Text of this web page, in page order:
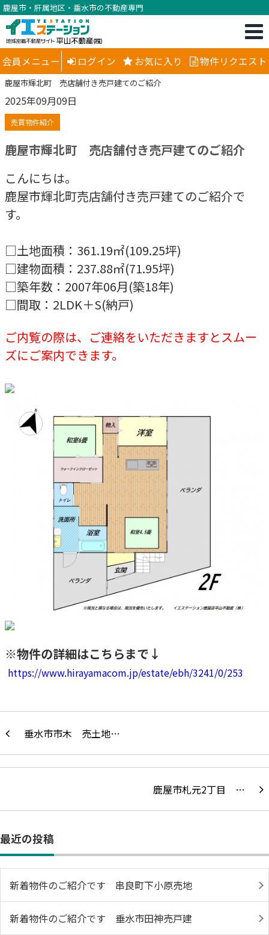
鹿屋市・肝属地区・垂水市の不動産専門
会員メニュー ログイン お気に入り 物件リクエスト
鹿屋市輝北町 売店舗付き売戸建てのご紹介
2025年09月09日
売買物件紹介
鹿屋市輝北町 売店舗付き売戸建てのご紹介
こんにちは。
鹿屋市輝北町売店舗付き売戸建てのご紹介で
す。
□土地面積：361.19㎡(109.25坪)
□建物面積：237.88㎡(71.95坪)
□築年数：2007年06月(築18年)
□間取：2LDK＋S(納戸)
ご内覧の際は、ご連絡をいただきますとスムー
ズにご案内できます。
※物件の詳細はこちらまで↓
https://www.hirayamacom.jp/estate/ebh/3241/0/253
垂水市市木 売土地…
鹿屋市札元2丁目 …
最近の投稿
新着物件のご紹介です 串良町下小原売地
新着物件のご紹介です 垂水市田神売戸建